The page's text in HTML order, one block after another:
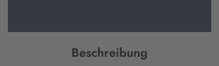
Beschreibung